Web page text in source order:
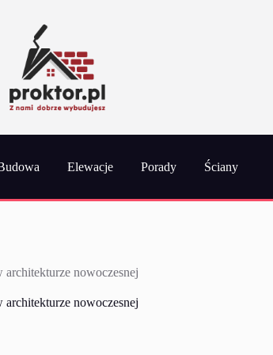
Elewacje Porady Ściany
nowoczesnej
nowoczesnej